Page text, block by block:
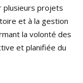
plusieurs projets
et à la gestion
la volonté des
et planifiée du